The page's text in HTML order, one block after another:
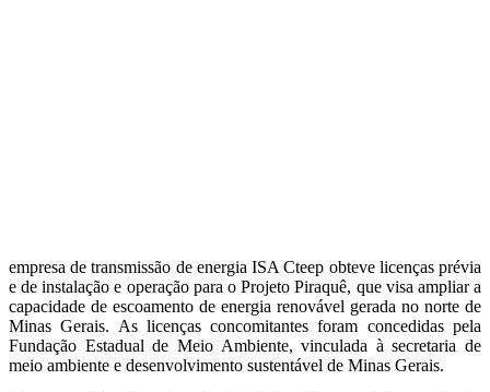
empresa de transmissão de energia ISA Cteep obteve licenças prévia
e de instalação e operação para o Projeto Piraquê, que visa ampliar a
capacidade de escoamento de energia renovável gerada no norte de
Minas Gerais. As licenças concomitantes foram concedidas pela
Fundação Estadual de Meio Ambiente, vinculada à secretaria de
meio ambiente e desenvolvimento sustentável de Minas Gerais.